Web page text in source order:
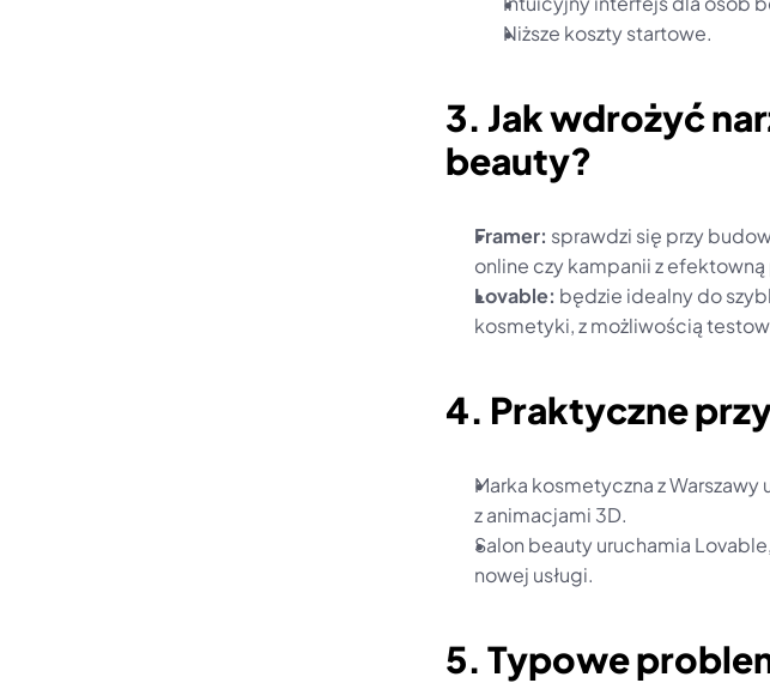
Niższe koszty startowe.
3. Jak wdrożyć
beauty?
Framer: sprawdzi się przy
online czy kampanii z
Lovable: będzie idealny do
kosmetyki, z możliwością
4. Praktyczne
Marka kosmetyczna z
z animacjami 3D.
Salon beauty uruchamia
nowej usługi.
5. Typowe